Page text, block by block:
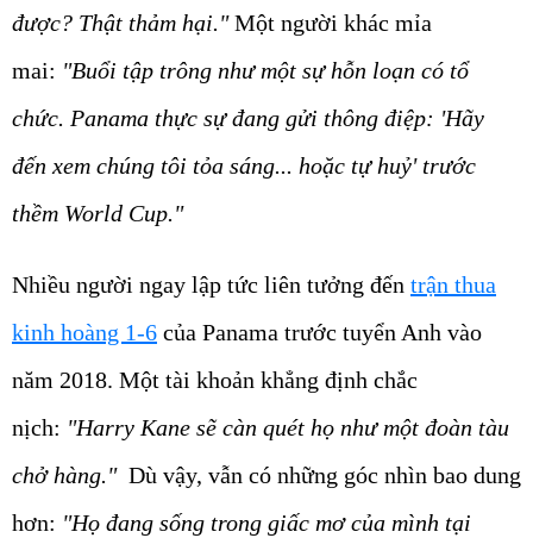
được? Thật thảm hại." Một người khác mỉa
mai: "Buổi tập trông như một sự hỗn loạn có tổ
chức. Panama thực sự đang gửi thông điệp: 'Hãy
đến xem chúng tôi tỏa sáng... hoặc tự huỷ' trước
thềm World Cup."
Nhiều người ngay lập tức liên tưởng đến trận thua
kinh hoàng 1-6 của Panama trước tuyển Anh vào
năm 2018. Một tài khoản khẳng định chắc
nịch: "Harry Kane sẽ càn quét họ như một đoàn tàu
chở hàng." Dù vậy, vẫn có những góc nhìn bao dung
hơn: "Họ đang sống trong giấc mơ của mình tại